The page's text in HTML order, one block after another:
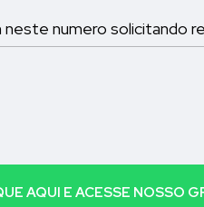
neste numero solicitando
AQUI E ACESSE NOSSO